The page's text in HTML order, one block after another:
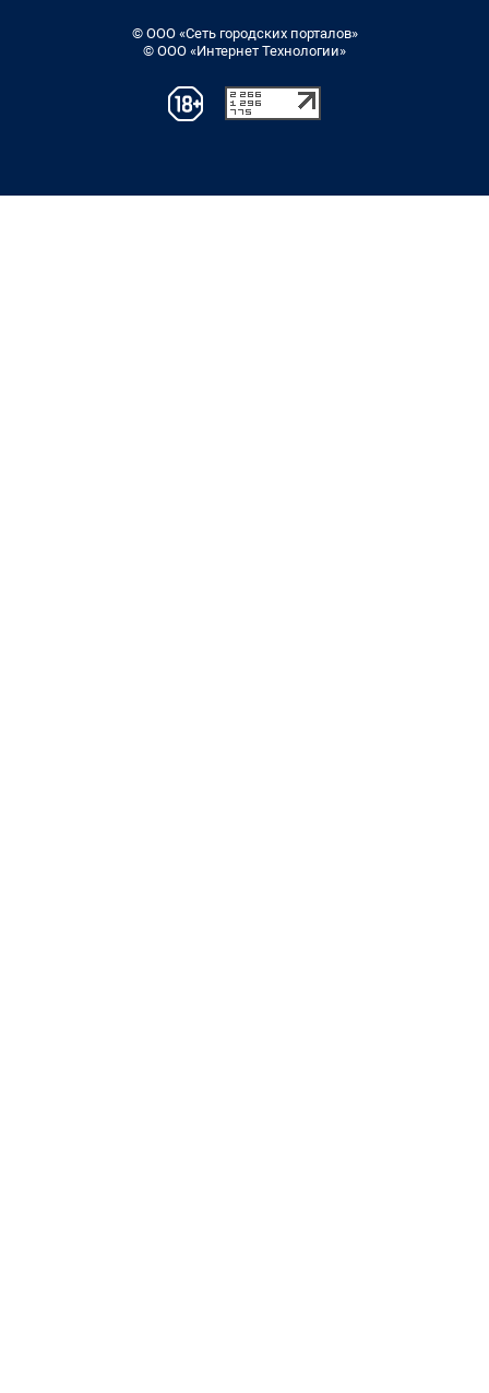
© ООО «Сеть городских порталов»
© ООО «Интернет Технологии»